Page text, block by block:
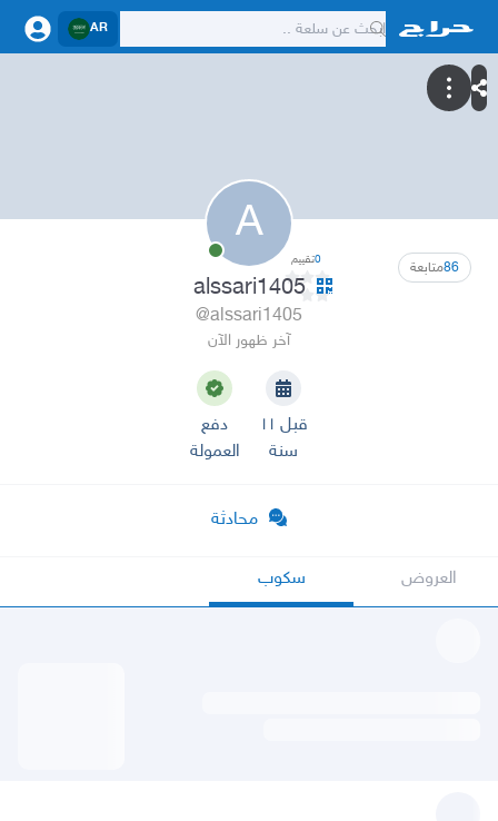
AR
A
86متابعة 0تقييم
alssari1405
@alssari1405
آخر ظهور الآن
قبل ١١
سنة
دفع
العمولة
محادثة
العروض سكوب